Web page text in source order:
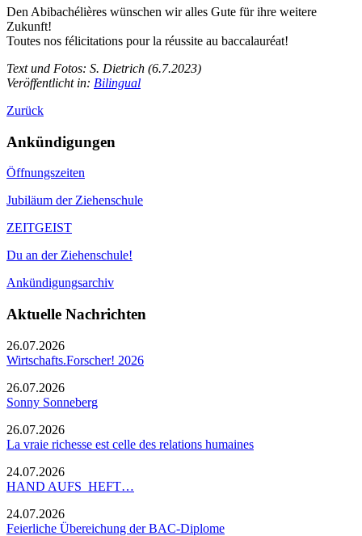
Den Abibachélières wünschen wir alles Gute für ihre weitere
Zukunft!
Toutes nos félicitations pour la réussite au baccalauréat!
Text und Fotos: S. Dietrich (6.7.2023)
Veröffentlicht in: Bilingual
Zurück
Ankündigungen
Öffnungszeiten
Jubiläum der Ziehenschule
ZEITGEIST
Du an der Ziehenschule!
Ankündigungsarchiv
Aktuelle Nachrichten
26.07.2026
Wirtschafts.Forscher! 2026
26.07.2026
Sonny Sonneberg
26.07.2026
La vraie richesse est celle des relations humaines
24.07.2026
HAND AUFS HEFT…
24.07.2026
Feierliche Übereichung der BAC-Diplome